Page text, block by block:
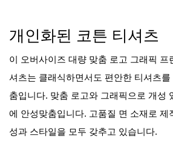
개인화된 코튼 티셔츠
이 오버사이즈 대량 맞춤 로고 그래픽 프
셔츠는 클래식하면서도 편안한 티셔츠
춤입니다. 맞춤 로고와 그래픽으로 개성
에 안성맞춤입니다. 고품질 면 소재로 제
성과 스타일을 모두 갖추고 있습니다.